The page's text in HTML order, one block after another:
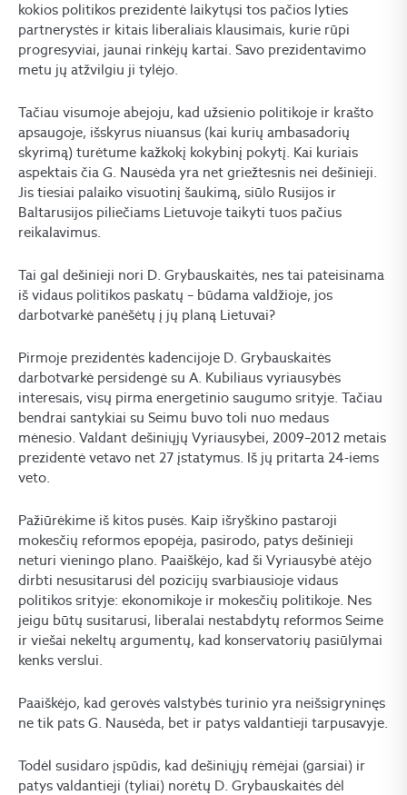
kokios politikos prezidentė laikytųsi tos pačios lyties
partnerystės ir kitais liberaliais klausimais, kurie rūpi
progresyviai, jaunai rinkėjų kartai. Savo prezidentavimo
metu jų atžvilgiu ji tylėjo.
Tačiau visumoje abejoju, kad užsienio politikoje ir krašto
apsaugoje, išskyrus niuansus (kai kurių ambasadorių
skyrimą) turėtume kažkokį kokybinį pokytį. Kai kuriais
aspektais čia G. Nausėda yra net griežtesnis nei dešinieji.
Jis tiesiai palaiko visuotinį šaukimą, siūlo Rusijos ir
Baltarusijos piliečiams Lietuvoje taikyti tuos pačius
reikalavimus.
Tai gal dešinieji nori D. Grybauskaitės, nes tai pateisinama
iš vidaus politikos paskatų – būdama valdžioje, jos
darbotvarkė panėšėtų į jų planą Lietuvai?
Pirmoje prezidentės kadencijoje D. Grybauskaitės
darbotvarkė persidengė su A. Kubiliaus vyriausybės
interesais, visų pirma energetinio saugumo srityje. Tačiau
bendrai santykiai su Seimu buvo toli nuo medaus
mėnesio. Valdant dešiniųjų Vyriausybei, 2009–2012 metais
prezidentė vetavo net 27 įstatymus. Iš jų pritarta 24-iems
veto.
Pažiūrėkime iš kitos pusės. Kaip išryškino pastaroji
mokesčių reformos epopėja, pasirodo, patys dešinieji
neturi vieningo plano. Paaiškėjo, kad ši Vyriausybė atėjo
dirbti nesusitarusi dėl pozicijų svarbiausioje vidaus
politikos srityje: ekonomikoje ir mokesčių politikoje. Nes
jeigu būtų susitarusi, liberalai nestabdytų reformos Seime
ir viešai nekeltų argumentų, kad konservatorių pasiūlymai
kenks verslui.
Paaiškėjo, kad gerovės valstybės turinio yra neišsigryninęs
ne tik pats G. Nausėda, bet ir patys valdantieji tarpusavyje.
Todėl susidaro įspūdis, kad dešiniųjų rėmėjai (garsiai) ir
patys valdantieji (tyliai) norėtų D. Grybauskaitės dėl